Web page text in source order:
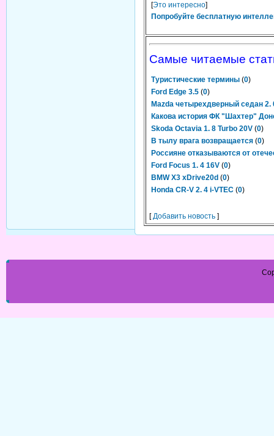
[Это интересно]
Попробуйте бесплатную
Самые читаемые
Туристические термины (0)
Ford Edge 3.5 (0)
Mazda четырехдверный седан 2.
Какова история ФК "Шахтер"
Skoda Octavia 1. 8 Turbo 20V (0)
В тылу врага возвращается (0)
Россияне отказываются от
Ford Focus 1. 4 16V (0)
BMW X3 xDrive20d (0)
Honda CR-V 2. 4 i-VTEC (0)
[Добавить новость ]